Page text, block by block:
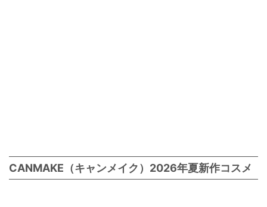
CANMAKE（キャンメイク）2026年夏新作コスメ